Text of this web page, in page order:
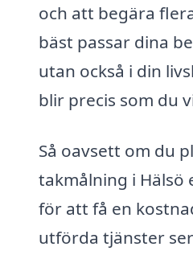
och att begära
bäst passar dina
utan också i din
blir precis som du
Så oavsett om du
takmålning i Hälsö
för att få en
utförda tjänster